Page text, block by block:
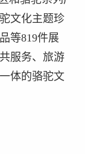
文化主题珍
等819件展
服务、旅游
体的骆驼文